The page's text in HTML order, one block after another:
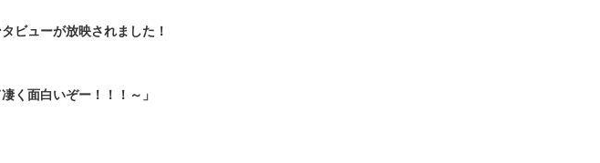
ビューが放映されました！
く面白いぞー！！！～」